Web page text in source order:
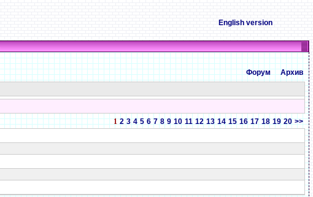
English version
Форум Архив
1 2 3 4 5 6 7 8 9 10 11 12 13 14 15 16 17 18 19 20 >>